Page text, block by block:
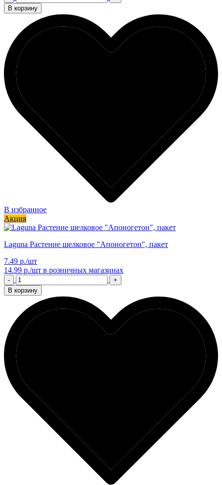
В корзину
В избранное
Акция
Laguna Растение шелковое "Апоногетон", пакет
7.49 р./шт
14.99 р./шт в розничных магазинах
-
+
В корзину